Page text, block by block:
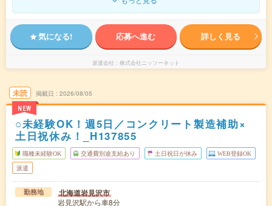
気になる! 応募へ進む 詳しく見る
派遣会社 株式会社ニッソーネット
未読
NEW
掲載日 2026/08/05
○未経験OK！週5日／コンクリート製造補助×
土日祝休み！_H137855
職種未経験OK 交通費別途支給あり 土日祝日が休み WEB登録OK
派遣
勤務地 北海道岩見沢市
岩見沢駅から車8分